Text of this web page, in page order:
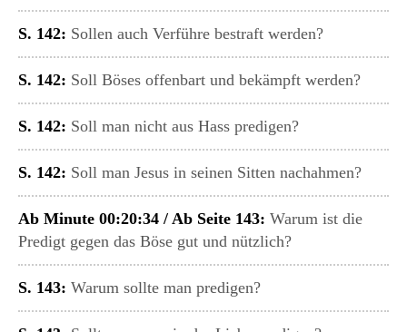
S. 142: Sollen auch Verführe bestraft werden?
S. 142: Soll Böses offenbart und bekämpft werden?
S. 142: Soll man nicht aus Hass predigen?
S. 142: Soll man Jesus in seinen Sitten nachahmen?
Ab Minute 00:20:34 / Ab Seite 143: Warum ist die
Predigt gegen das Böse gut und nützlich?
S. 143: Warum sollte man predigen?